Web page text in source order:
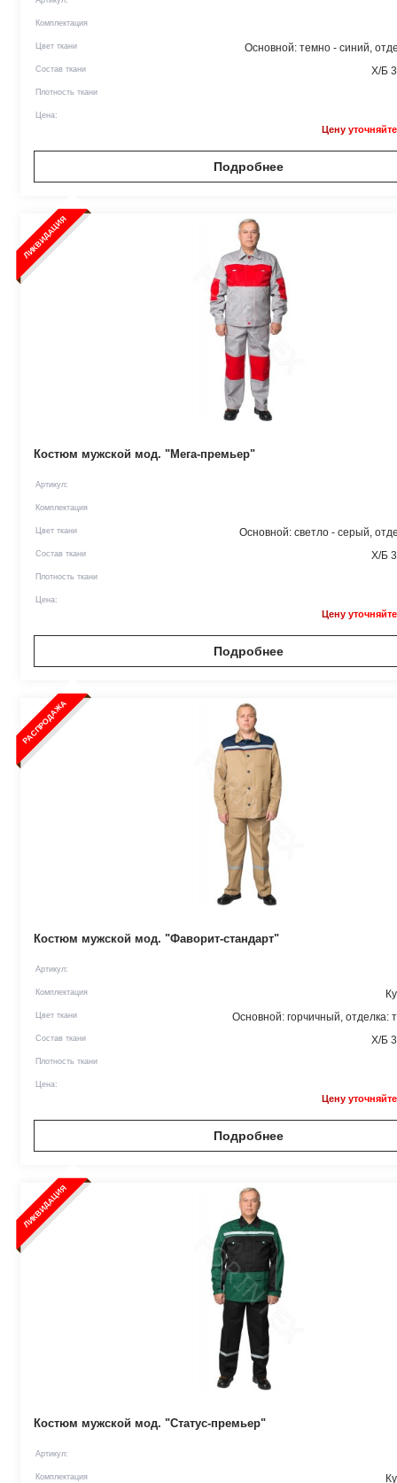
Комплектация
Цвет ткани Основной: темно - синий,
Состав ткани Х/Б
Плотность ткани
Цена:
Цену
Подробнее
ЛИКВИДАЦИЯ
Костюм мужской мод. "Мега-премьер"
Артикул:
Комплектация
Цвет ткани Основной: светло - серый,
Состав ткани Х/Б
Плотность ткани
Цена:
Цену
Подробнее
РАСПРОДАЖА
Костюм мужской мод. "Фаворит-стандарт"
Артикул:
Комплектация
Цвет ткани Основной: горчичный, отделка:
Состав ткани Х/Б
Плотность ткани
Цена:
Цену
Подробнее
ЛИКВИДАЦИЯ
Костюм мужской мод. "Статус-премьер"
Артикул:
Комплектация